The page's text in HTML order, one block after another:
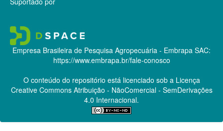
Empresa Brasileira de Pesquisa Agropecuária - Embrapa SAC:
https://www.embrapa.br/fale-conosco
O conteúdo do repositório está licenciado sob a Licença
Creative CommonsAtribuição - NãoComercial - SemDerivações
4.0 Internacional.